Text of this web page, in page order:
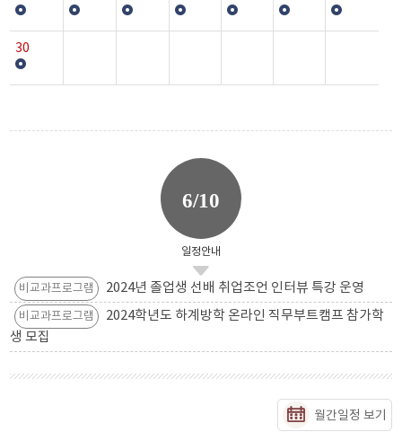
30
6/10
일정안내
비교과프로그램 2024년 졸업생 선배 취업조언 인터뷰 특강 운영
비교과프로그램
2024학년도 하계방학 온라인 직무부트캠프 참가학
생 모집
월간일정 보기